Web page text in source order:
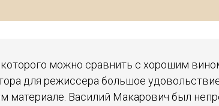
можно сравнить с хорошим
для режиссера большое
материале. Василий Макарович был